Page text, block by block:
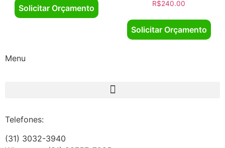
Solicitar Orçamento R$240.00
Solicitar Orçamento
Menu
Telefones:
(31) 3032-3940